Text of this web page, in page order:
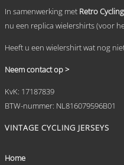
In samenwerking met Retro
nu een replica wielershirts (voor
Heeft u een wielershirt wat nog
Neem contact op >
KvK: 17187839
BTW-nummer: NL816079596B01
VINTAGE CYCLING JERSEYS
Home